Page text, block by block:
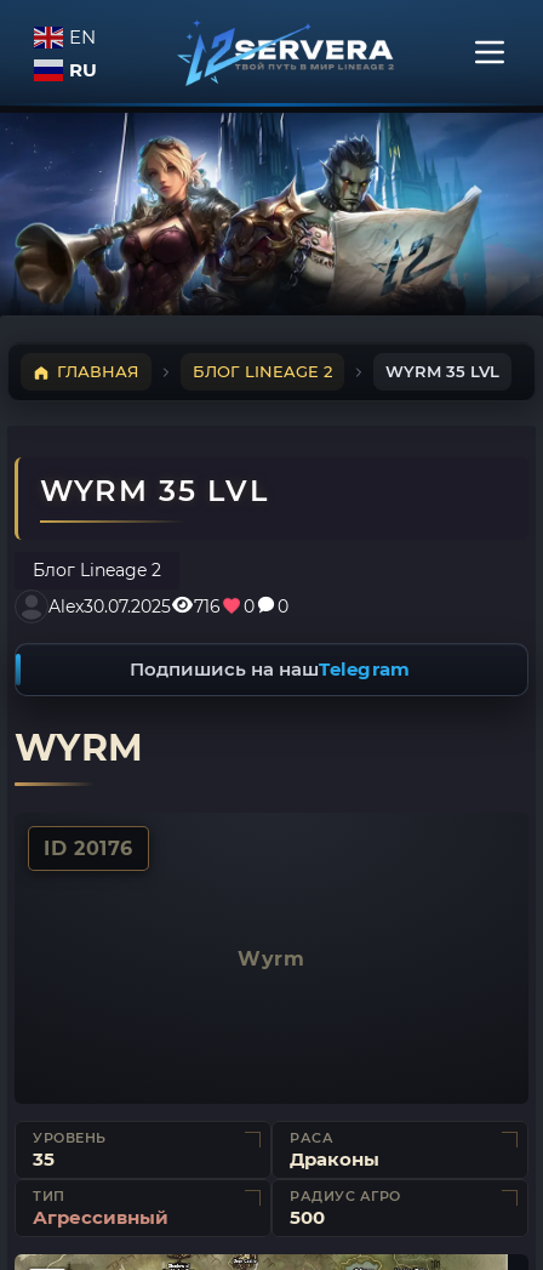
EN
RU
ГЛАВНАЯ БЛОГ LINEAGE 2 WYRM 35 LVL
WYRM 35 LVL
Блог Lineage 2
Alex30.07.2025 716 0 0
Подпишись на нашTelegram
WYRM
ID 20176
Wyrm
УРОВЕНЬ
35
РАСА
Драконы
ТИП
Агрессивный
РАДИУС АГРО
500